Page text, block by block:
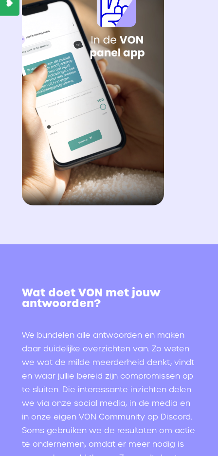
Wat doet VON met jouw
antwoorden?
We bundelen alle antwoorden en maken
daar duidelijke overzichten van. Zo weten
we wat de milde meerderheid denkt, vindt
en waar jullie bereid zijn compromissen op
te sluiten. Die interessante inzichten delen
we via onze social media, in de media en
in onze eigen VON Community op Discord.
Soms gebruiken we de resultaten om actie
te ondernemen, omdat er meer nodig is